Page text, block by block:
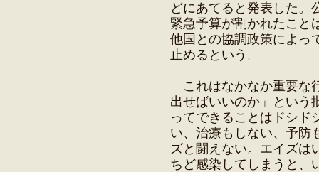
どにあてると発表した。
緊急予算が割かれたこと
他国との協調政策によっ
止めるという。
これはなかなか重要な
出せばいいのか」という
ってできることはドシド
い、治療もしない、予防
ズと闘えない。エイズは
ちど感染してしまうと、